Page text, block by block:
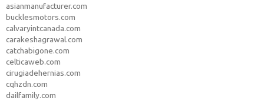
asianmanufacturer.com
bucklesmotors.com
calvaryintcanada.com
carakeshagrawal.com
catchabigone.com
celticaweb.com
cirugiadehernias.com
cqhzdn.com
dailfamily.com